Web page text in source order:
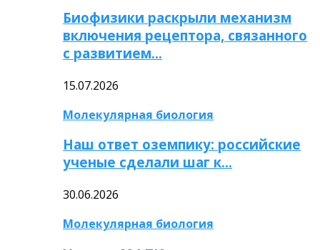
Биофизики раскрыли механизм
включения рецептора, связанного
с развитием…
15.07.2026
Молекулярная биология
Наш ответ оземпику: российские
ученые сделали шаг к…
30.06.2026
Молекулярная биология